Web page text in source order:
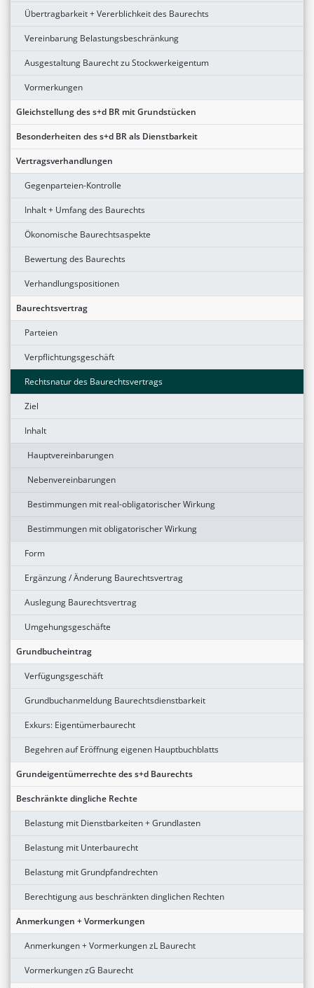
Übertragbarkeit + Vererblichkeit des Baurechts
Vereinbarung Belastungsbeschränkung
Ausgestaltung Baurecht zu Stockwerkeigentum
Vormerkungen
Gleichstellung des s+d BR mit Grundstücken
Besonderheiten des s+d BR als Dienstbarkeit
Vertragsverhandlungen
Gegenparteien-Kontrolle
Inhalt + Umfang des Baurechts
Ökonomische Baurechtsaspekte
Bewertung des Baurechts
Verhandlungspositionen
Baurechtsvertrag
Parteien
Verpflichtungsgeschäft
Rechtsnatur des Baurechtsvertrags
Ziel
Inhalt
Hauptvereinbarungen
Nebenvereinbarungen
Bestimmungen mit real-obligatorischer Wirkung
Bestimmungen mit obligatorischer Wirkung
Form
Ergänzung / Änderung Baurechtsvertrag
Auslegung Baurechtsvertrag
Umgehungsgeschäfte
Grundbucheintrag
Verfügungsgeschäft
Grundbuchanmeldung Baurechtsdienstbarkeit
Exkurs: Eigentümerbaurecht
Begehren auf Eröffnung eigenen Hauptbuchblatts
Grundeigentümerrechte des s+d Baurechts
Beschränkte dingliche Rechte
Belastung mit Dienstbarkeiten + Grundlasten
Belastung mit Unterbaurecht
Belastung mit Grundpfandrechten
Berechtigung aus beschränkten dinglichen Rechten
Anmerkungen + Vormerkungen
Anmerkungen + Vormerkungen zL Baurecht
Vormerkungen zG Baurecht